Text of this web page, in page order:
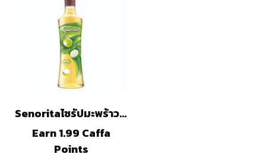
Senoritaไซรัปมะพร้าว(750ml)
Earn 1.99 Caffa
Points